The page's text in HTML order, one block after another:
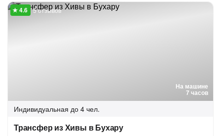
На машине
7 часов
5 отзывов
Индивидуальная до 4 чел.
Трансфер из Хивы в Бухару